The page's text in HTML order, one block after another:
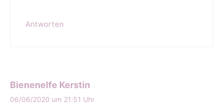
Antworten
Bienenelfe Kerstin
06/06/2020 um 21:51 Uhr